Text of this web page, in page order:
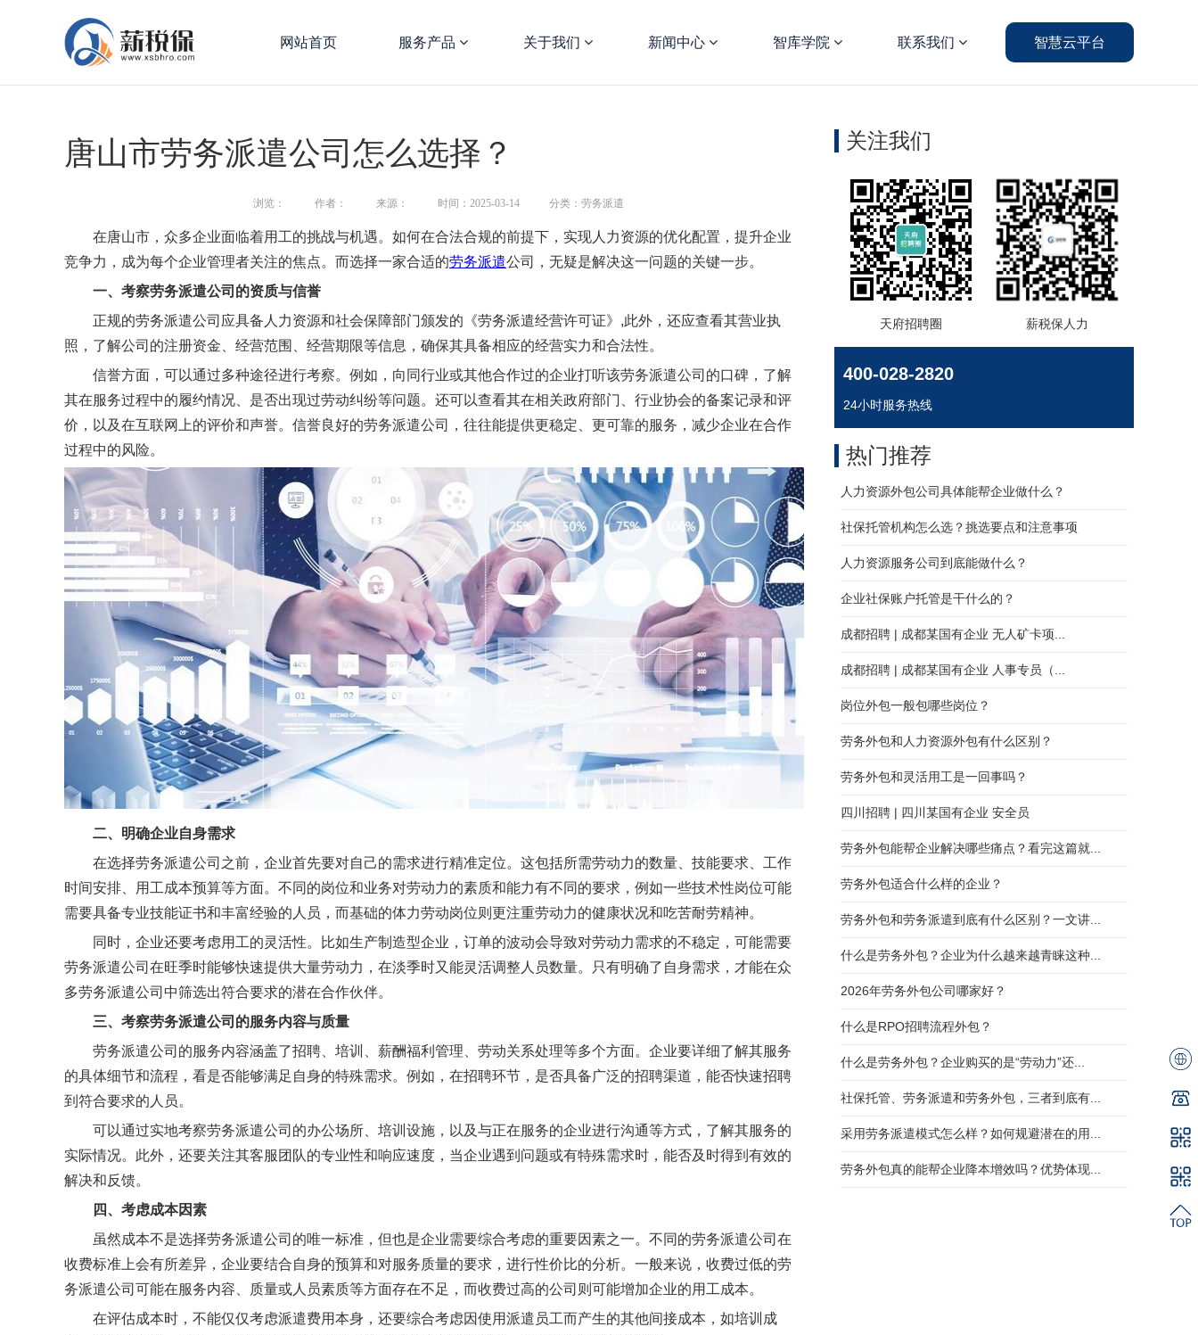
网站首页 服务产品 关于我们 新闻中心 智库学院 联系我们 智慧云平台
唐山市劳务派遣公司怎么选择？
浏览： 作者： 来源： 时间：2025-03-14 分类：劳务派遣
在唐山市，众多企业面临着用工的挑战与机遇。如何在合法合规的前提下，实现人力资源的优化配置，提升企业
竞争力，成为每个企业管理者关注的焦点。而选择一家合适的劳务派遣公司，无疑是解决这一问题的关键一步。
一、考察劳务派遣公司的资质与信誉
正规的劳务派遣公司应具备人力资源和社会保障部门颁发的《劳务派遣经营许可证》,此外，还应查看其营业执
照，了解公司的注册资金、经营范围、经营期限等信息，确保其具备相应的经营实力和合法性。
信誉方面，可以通过多种途径进行考察。例如，向同行业或其他合作过的企业打听该劳务派遣公司的口碑，了解
其在服务过程中的履约情况、是否出现过劳动纠纷等问题。还可以查看其在相关政府部门、行业协会的备案记录和评
价，以及在互联网上的评价和声誉。信誉良好的劳务派遣公司，往往能提供更稳定、更可靠的服务，减少企业在合作
过程中的风险。
二、明确企业自身需求
在选择劳务派遣公司之前，企业首先要对自己的需求进行精准定位。这包括所需劳动力的数量、技能要求、工作
时间安排、用工成本预算等方面。不同的岗位和业务对劳动力的素质和能力有不同的要求，例如一些技术性岗位可能
需要具备专业技能证书和丰富经验的人员，而基础的体力劳动岗位则更注重劳动力的健康状况和吃苦耐劳精神。
同时，企业还要考虑用工的灵活性。比如生产制造型企业，订单的波动会导致对劳动力需求的不稳定，可能需要
劳务派遣公司在旺季时能够快速提供大量劳动力，在淡季时又能灵活调整人员数量。只有明确了自身需求，才能在众
多劳务派遣公司中筛选出符合要求的潜在合作伙伴。
三、 考察劳务派遣公司的服务内容与质量
劳务派遣公司的服务内容涵盖了招聘、培训、薪酬福利管理、劳动关系处理等多个方面。企业要详细了解其服务
的具体细节和流程，看是否能够满足自身的特殊需求。例如，在招聘环节，是否具备广泛的招聘渠道，能否快速招聘
到符合要求的人员。
可以通过实地考察劳务派遣公司的办公场所、培训设施，以及与正在服务的企业进行沟通等方式，了解其服务的
实际情况。此外，还要关注其客服团队的专业性和响应速度，当企业遇到问题或有特殊需求时，能否及时得到有效的
解决和反馈。
四、考虑成本因素
虽然成本不是选择劳务派遣公司的唯一标准，但也是企业需要综合考虑的重要因素之一。不同的劳务派遣公司在
收费标准上会有所差异，企业要结合自身的预算和对服务质量的要求，进行性价比的分析。一般来说，收费过低的劳
务派遣公司可能在服务内容、质量或人员素质等方面存在不足，而收费过高的公司则可能增加企业的用工成本。
在评估成本时，不能仅仅考虑派遣费用本身，还要综合考虑因使用派遣员工而产生的其他间接成本，如培训成
关注我们
400-028-2820
24小时服务热线
人力资源外包公司具体能帮企业做什么？
社保托管机构怎么选？挑选要点和注意事项
人力资源服务公司到底能做什么？
企业社保账户托管是干什么的？
成都招聘 | 成都某国有企业 无人矿卡项...
成都招聘 | 成都某国有企业 人事专员（...
岗位外包一般包哪些岗位？
劳务外包和人力资源外包有什么区别？
劳务外包和灵活用工是一回事吗？
四川招聘 | 四川某国有企业 安全员
劳务外包能帮企业解决哪些痛点？看完这篇就...
劳务外包适合什么样的企业？
劳务外包和劳务派遣到底有什么区别？一文讲...
什么是劳务外包？企业为什么越来越青睐这种...
2026年劳务外包公司哪家好？
什么是RPO招聘流程外包？
什么是劳务外包？企业购买的是“劳动力”还...
社保托管、劳务派遣和劳务外包，三者到底有...
采用劳务派遣模式怎么样？如何规避潜在的用...
劳务外包真的能帮企业降本增效吗？优势体现...
热门推荐
天府招聘圈 薪税保人力